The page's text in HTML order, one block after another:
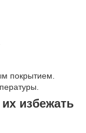
покрытием.
избежать